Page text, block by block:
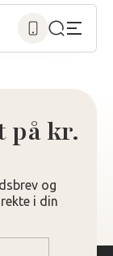
på kr.
og
i din